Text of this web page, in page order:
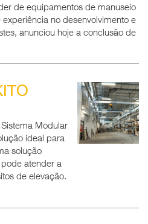
de equipamentos de manuseio
no desenvolvimento e
anunciou hoje a conclusão de
Modular
ideal para
solução
atender a
de elevação.